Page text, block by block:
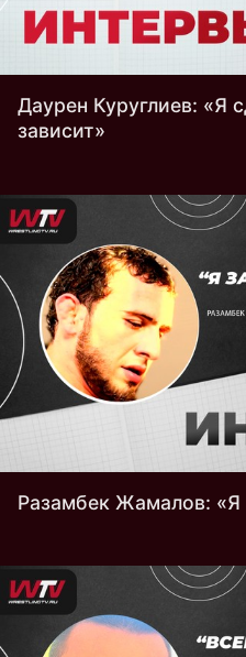
Даурен Куруглиев: «Я
зависит»
Разамбек Жамалов: «Я